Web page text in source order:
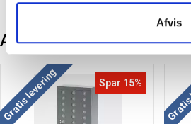
Afvis
Andre kunder købte også
Gratis levering Spar 15%